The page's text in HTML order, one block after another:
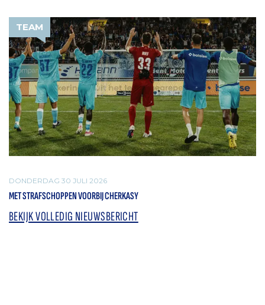
TEAM
DONDERDAG 30 JULI 2026
MET STRAFSCHOPPEN VOORBIJ CHERKASY
BEKIJK VOLLEDIG NIEUWSBERICHT